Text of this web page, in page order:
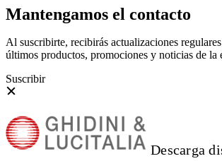
Mantengamos el contacto
Al suscribirte, recibirás actualizaciones
últimos productos, promociones y noticias de la
Suscribir
Descarga